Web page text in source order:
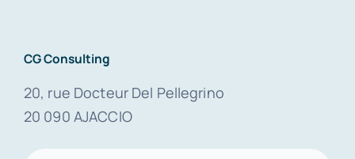
CG Consulting
20, rue Docteur Del Pellegrino
20 090 AJACCIO